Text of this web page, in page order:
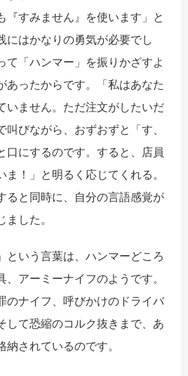
『すみません』を使います」と
にはかなりの勇気が必要でし
て「ハンマー」を振りかざすよ
あったからです。「私はあなた
いません。ただ注文がしたいだ
びながら、おずおずと「す、
口にするのです。すると、店員
ま！」と明るく応じてくれる。
ると同時に、自分の言語感覚が
した。
という言葉は、ハンマーどころ
アーミーナイフのようです。
のナイフ、呼びかけのドライバ
して恐縮のコルク抜きまで、あ
されているのです。